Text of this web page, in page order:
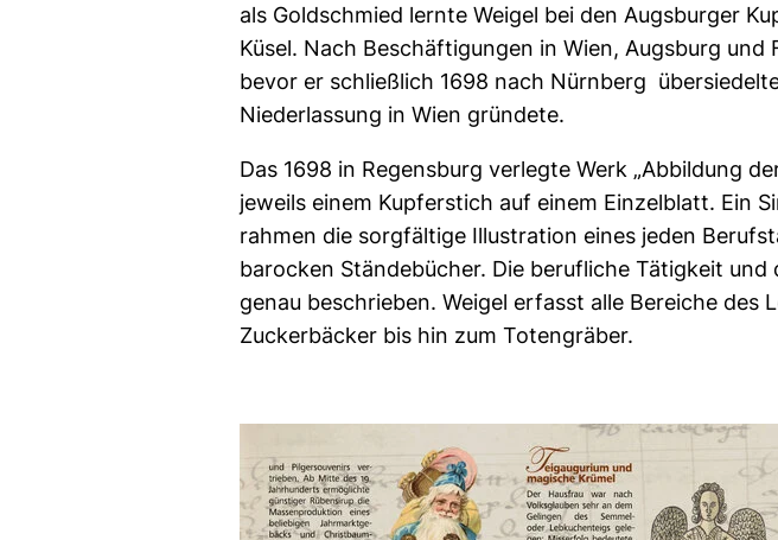
als Goldschmied lernte Weigel bei den Augsburger
Küsel. Nach Beschäftigungen in Wien, Augsburg
bevor er schließlich 1698 nach Nürnberg
Niederlassung in Wien gründete.
Das 1698 in Regensburg verlegte Werk „Abbildung
jeweils einem Kupferstich auf einem Einzelblatt. Ein
rahmen die sorgfältige Illustration eines jeden
barocken Ständebücher. Die berufliche Tätigkeit
genau beschrieben. Weigel erfasst alle Bereiche
Zuckerbäcker bis hin zum Totengräber.